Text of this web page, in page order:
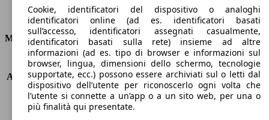
Consumi
Motore e Prestazioni
KW (PS)
85 kW (115 PS)
Accelerazione (0-100 km/h) 10.6s
Velocità massima (km/h)
187 km/h
Numero di marce
6
Cookie, identificatori del dispositivo o analoghi
identificatori online (ad es. identificatori basati
sull’accesso, identificatori assegnati casualmente,
identificatori basati sulla rete) insieme ad altre
informazioni (ad es. tipo di browser e informazioni sul
browser, lingua, dimensioni dello schermo, tecnologie
supportate, ecc.) possono essere archiviati sul o letti dal
dispositivo dell’utente per riconoscerlo ogni volta che
l’utente si connette a un’app o a un sito web, per una o
più finalità qui presentate.